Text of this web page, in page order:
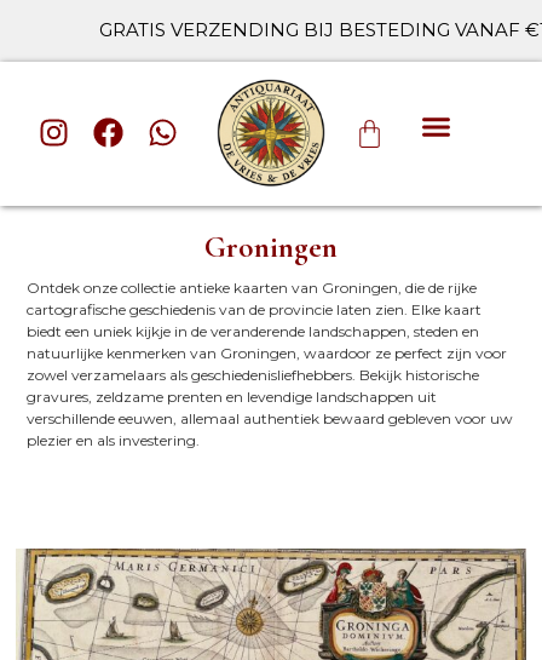
GRATIS VERZENDING BIJ BESTEDING VANAF
Groningen
Ontdek onze collectie antieke kaarten van Groningen, die de rijke
cartografische geschiedenis van de provincie laten zien. Elke kaart
biedt een uniek kijkje in de veranderende landschappen, steden en
natuurlijke kenmerken van Groningen, waardoor ze perfect zijn voor
zowel verzamelaars als geschiedenisliefhebbers. Bekijk historische
gravures, zeldzame prenten en levendige landschappen uit
verschillende eeuwen, allemaal authentiek bewaard gebleven voor uw
plezier en als investering.